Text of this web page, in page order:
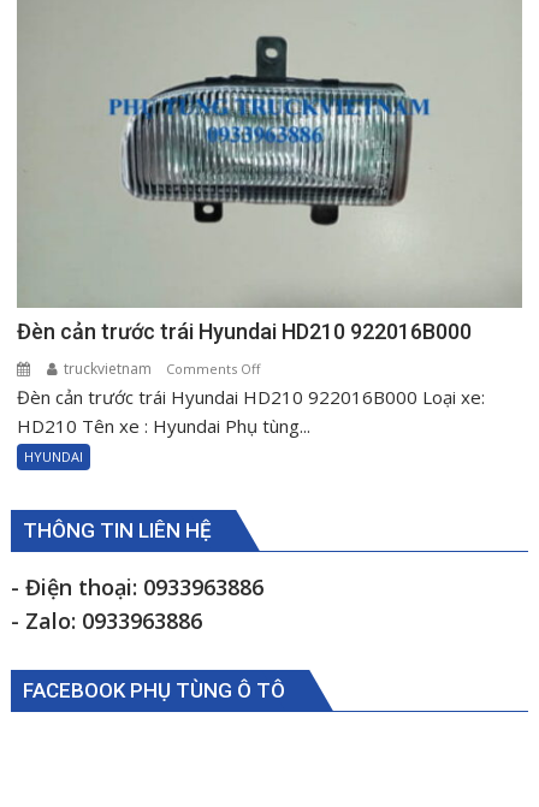
861125H002
Đèn cản trước trái Hyundai HD210 922016B000
truckvietnam Comments Offon
Đèn
cản
922016B000
Đèn cản trước trái Hyundai HD210 922016B000 Loại xe:
HD210 Tên xe : Hyundai Phụ tùng...
HYUNDAI
THÔNG TIN LIÊN HỆ
- Điện thoại: 0933963886
- Zalo: 0933963886
FACEBOOK PHỤ TÙNG Ô TÔ